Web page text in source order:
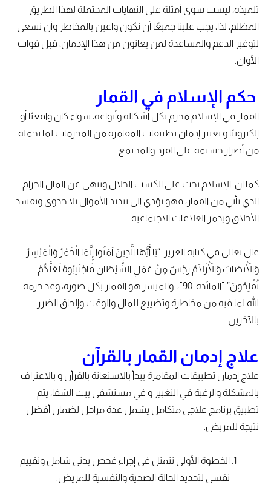
تلميذه، ليست سوى أمثلة على النهايات المحتملة لهذا الطريق
المظلم، لذا، يجب علينا جميعًا أن نكون واعين بالمخاطر وأن نسعى
لتوفير الدعم والمساعدة لمن يعانون من هذا الإدمان، قبل فوات
الأوان.
حكم الإسلام في القمار
القمار في الإسلام محرم بكل أشكاله وأنواعه، سواء كان واقعيًا أو
إلكترونيًا و يعتبر إدمان تطبيقات المقامرة من المحرمات لما يحمله
من أضرار جسيمة على الفرد والمجتمع.
كما ان الإسلام يحث على الكسب الحلال وينهى عن المال الحرام
الذي يأتي من القمار، فهو يؤدي إلى تبديد الأموال بلا جدوى ويفسد
الأخلاق ويدمر العلاقات الاجتماعية.
قال تعالى في كتابه العزيز: “يَا أَيُّهَا الَّذِينَ آمَنُوا إِنَّمَا الْخَمْرُ وَالْمَيْسِرُ
وَالْأَنصَابُ وَالْأَزْلَامُ رِجْسٌ مِنْ عَمَلِ الشَّيْطَانِ فَاجْتَنِبُوهُ لَعَلَّكُمْ
تُفْلِحُونَ” [المائدة: 90]، والميسر هو القمار بكل صوره، وقد حرمه
الله لما فيه من مخاطرة وتضييع للمال والوقت وإلحاق الضرر
بالآخرين.
علاج إدمان القمار بالقرآن
علاج إدمان تطبيقات المقامرة يبدأ بالاستعانة بالقرأن و بالاعتراف
بالمشكلة والرغبة في التغيير و في مستشفى بيت الشفا، يتم
تطبيق برنامج علاجي متكامل يشمل عدة مراحل لضمان أفضل
نتيجة للمريض.
الخطوة الأولى تتمثل في إجراء فحص بدني شامل وتقييم
نفسي لتحديد الحالة الصحية والنفسية للمريض.